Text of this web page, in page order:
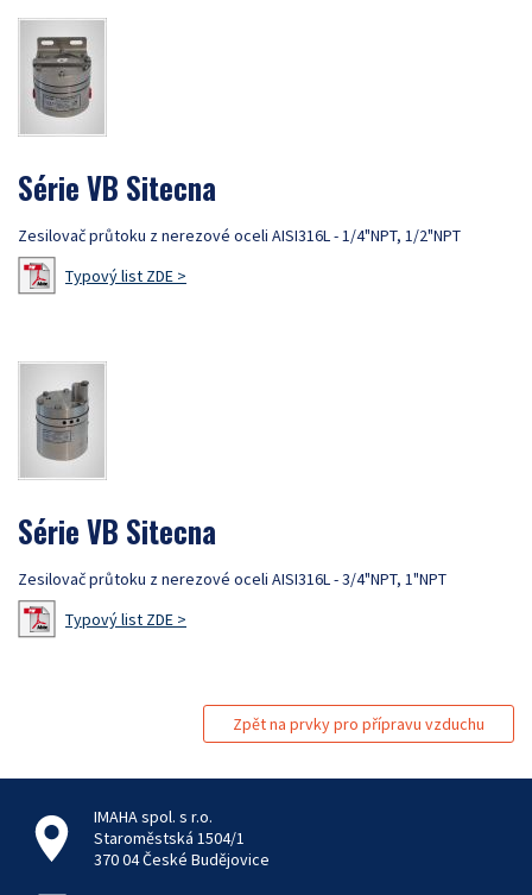
Série VB Sitecna
Zesilovač průtoku z nerezové oceli AISI316L - 1/4"NPT, 1/2"NPT
Typový list ZDE >
Série VB Sitecna
Zesilovač průtoku z nerezové oceli AISI316L - 3/4"NPT, 1"NPT
Typový list ZDE >
Zpět na prvky pro přípravu vzduchu
IMAHA spol. s r.o.
Staroměstská 1504/1
370 04 České Budějovice